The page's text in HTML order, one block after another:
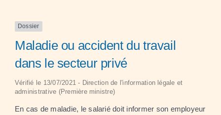
Dossier
Maladie ou accident du travail
dans le secteur privé
Vérifié le 13/07/2021 - Direction de l'information légale et
administrative (Première ministre)
En cas de maladie, le salarié doit informer son employeur